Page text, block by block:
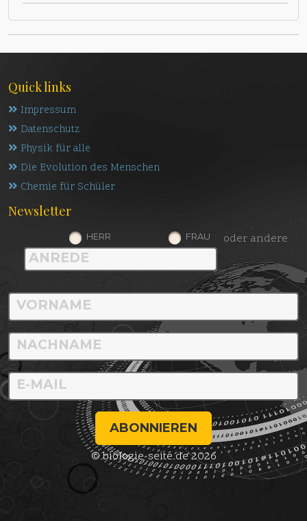
Quick links
Impressum
Datenschutz
Physik für alle
Die Evolution des Menschen
Chemie für Schüler
Newsletter
HERR FRAU oder andere
ABONNIEREN
© biologie-seite.de 2026